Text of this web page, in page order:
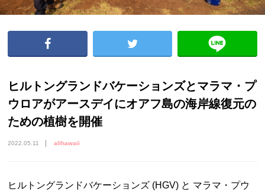
ヒルトングランドバケーションズとマラマ・プ
ウロアがアースデイにオアフ島の海岸線復元の
ための植樹を開催
2022.05.11 allhawaii
ヒルトングランドバケーションズ (HGV) と マラマ・プウ